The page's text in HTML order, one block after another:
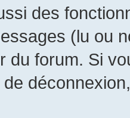
des
(lu ou
du forum. Si